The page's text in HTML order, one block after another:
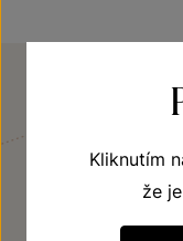
Kraj, kam
Kliknutím
že